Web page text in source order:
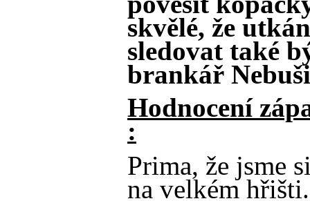
skvělé, že
sledovat také
brankář
Hodnocení
:
Prima, že jsme
na velkém